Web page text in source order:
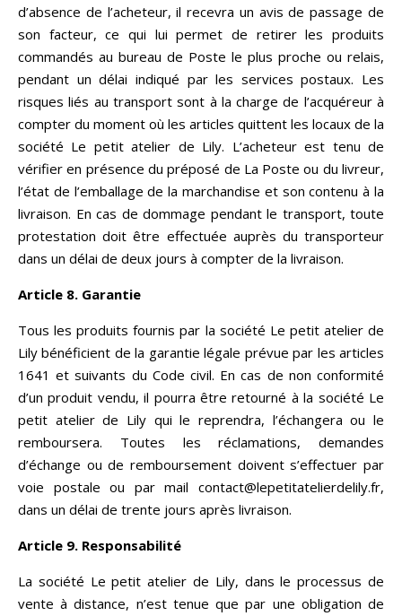
d’absence de l’acheteur, il recevra un avis de passage de
son facteur, ce qui lui permet de retirer les produits
commandés au bureau de Poste le plus proche ou relais,
pendant un délai indiqué par les services postaux. Les
risques liés au transport sont à la charge de l’acquéreur à
compter du moment où les articles quittent les locaux de la
société Le petit atelier de Lily. L’acheteur est tenu de
vérifier en présence du préposé de La Poste ou du livreur,
l’état de l’emballage de la marchandise et son contenu à la
livraison. En cas de dommage pendant le transport, toute
protestation doit être effectuée auprès du transporteur
dans un délai de deux jours à compter de la livraison.
Article 8. Garantie
Tous les produits fournis par la société Le petit atelier de
Lily bénéficient de la garantie légale prévue par les articles
1641 et suivants du Code civil. En cas de non conformité
d’un produit vendu, il pourra être retourné à la société Le
petit atelier de Lily qui le reprendra, l’échangera ou le
remboursera. Toutes les réclamations, demandes
d’échange ou de remboursement doivent s’effectuer par
voie postale ou par mail contact@lepetitatelierdelily.fr,
dans un délai de trente jours après livraison.
Article 9. Responsabilité
La société Le petit atelier de Lily, dans le processus de
vente à distance, n’est tenue que par une obligation de